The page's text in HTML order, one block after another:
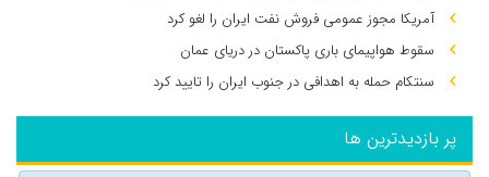
آمریکا مجوز عمومی فروش نفت ایران را لغو کرد
سقوط هواپیمای باری پاکستان در دریای عمان
سنتکام حمله به اهدافی در جنوب ایران را تایید کرد
پر بازدیدترین ها